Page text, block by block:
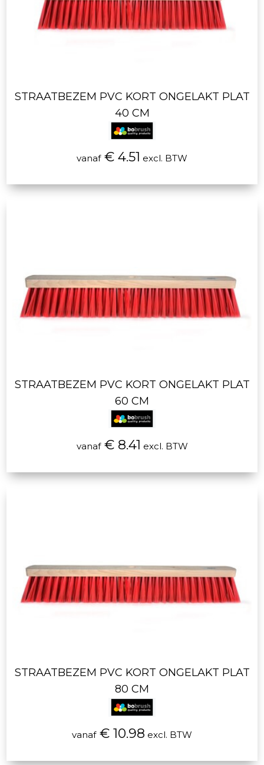
STRAATBEZEM PVC KORT ONGELAKT PLAT
40 CM
vanaf€ 4.51 excl. BTW
STRAATBEZEM PVC KORT ONGELAKT PLAT
60 CM
vanaf€ 8.41 excl. BTW
STRAATBEZEM PVC KORT ONGELAKT PLAT
80 CM
vanaf€ 10.98 excl. BTW